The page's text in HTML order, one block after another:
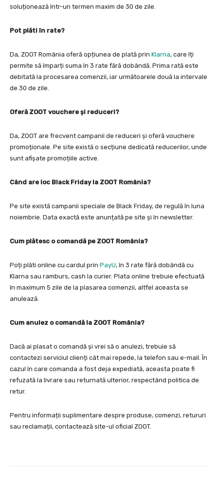
soluționează într-un termen maxim de 30 de zile.
Pot plăti în rate?
Da, ZOOT România oferă opțiunea de plată prin Klarna, care îți
permite să împarți suma în 3 rate fără dobândă. Prima rată este
debitată la procesarea comenzii, iar următoarele două la intervale
de 30 de zile.
Oferă ZOOT vouchere și reduceri?
Da, ZOOT are frecvent campanii de reduceri și oferă vouchere
promoționale. Pe site există o secțiune dedicată reducerilor, unde
sunt afișate promoțiile active.
Când are loc Black Friday la ZOOT România?
Pe site există campanii speciale de Black Friday, de regulă în luna
noiembrie. Data exactă este anunțată pe site și în newsletter.
Cum plătesc o comandă pe ZOOT România?
Poți plăti online cu cardul prin PayU, în 3 rate fără dobândă cu
Klarna sau ramburs, cash la curier. Plata online trebuie efectuată
în maximum 5 zile de la plasarea comenzii, altfel aceasta se
anulează.
Cum anulez o comandă la ZOOT România?
Dacă ai plasat o comandă și vrei să o anulezi, trebuie să
contactezi serviciul clienți cât mai repede, la telefon sau e-mail. În
cazul în care comanda a fost deja expediată, aceasta poate fi
refuzată la livrare sau returnată ulterior, respectând politica de
retur.
Pentru informații suplimentare despre produse, comenzi, retururi
sau reclamații, contactează site-ul oficial ZOOT.